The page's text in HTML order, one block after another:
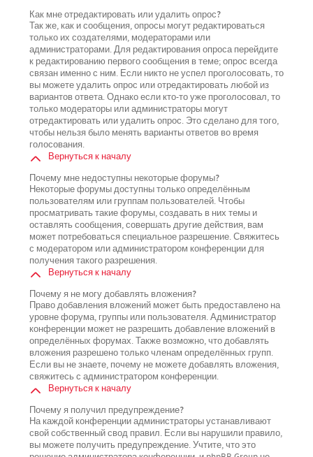
Как мне отредактировать или удалить опрос?
Так же, как и сообщения, опросы могут редактироваться
только их создателями, модераторами или
администраторами. Для редактирования опроса перейдите
к редактированию первого сообщения в теме; опрос всегда
связан именно с ним. Если никто не успел проголосовать, то
вы можете удалить опрос или отредактировать любой из
вариантов ответа. Однако если кто-то уже проголосовал, то
только модераторы или администраторы могут
отредактировать или удалить опрос. Это сделано для того,
чтобы нельзя было менять варианты ответов во время
голосования.
Вернуться к началу
Почему мне недоступны некоторые форумы?
Некоторые форумы доступны только определённым
пользователям или группам пользователей. Чтобы
просматривать такие форумы, создавать в них темы и
оставлять сообщения, совершать другие действия, вам
может потребоваться специальное разрешение. Свяжитесь
с модератором или администратором конференции для
получения такого разрешения.
Вернуться к началу
Почему я не могу добавлять вложения?
Право добавления вложений может быть предоставлено на
уровне форума, группы или пользователя. Администратор
конференции может не разрешить добавление вложений в
определённых форумах. Также возможно, что добавлять
вложения разрешено только членам определённых групп.
Если вы не знаете, почему не можете добавлять вложения,
свяжитесь с администратором конференции.
Вернуться к началу
Почему я получил предупреждение?
На каждой конференции администраторы устанавливают
свой собственный свод правил. Если вы нарушили правило,
вы можете получить предупреждение. Учтите, что это